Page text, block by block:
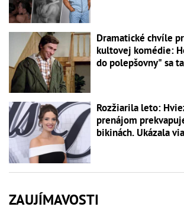
Dramatické chvíle
kultovej komédie:
do polepšovny" sa
Rozžiarila leto:
prenájom
bikinách. Ukázala
ZAUJÍMAVOSTI